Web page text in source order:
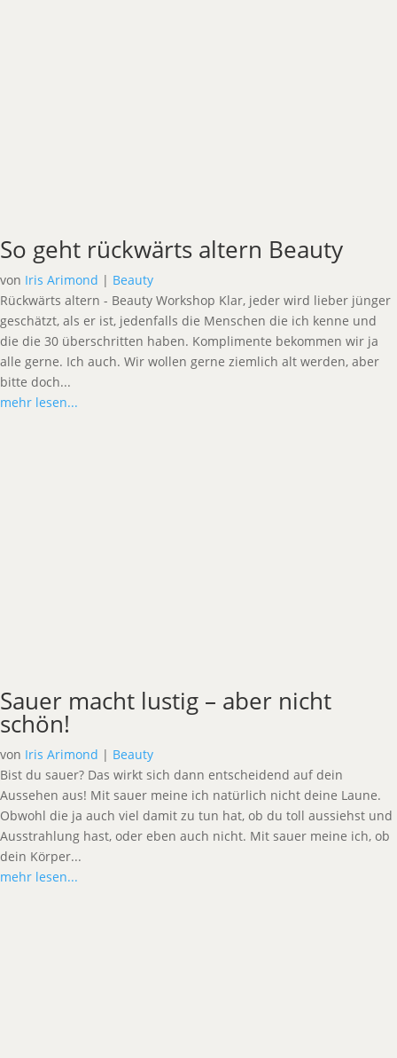
So geht rückwärts altern Beauty
von Iris Arimond | Beauty
Rückwärts altern - Beauty Workshop Klar, jeder wird lieber jünger
geschätzt, als er ist, jedenfalls die Menschen die ich kenne und
die die 30 überschritten haben. Komplimente bekommen wir ja
alle gerne. Ich auch. Wir wollen gerne ziemlich alt werden, aber
bitte doch...
mehr lesen...
Sauer macht lustig – aber nicht
schön!
von Iris Arimond | Beauty
Bist du sauer? Das wirkt sich dann entscheidend auf dein
Aussehen aus! Mit sauer meine ich natürlich nicht deine Laune.
Obwohl die ja auch viel damit zu tun hat, ob du toll aussiehst und
Ausstrahlung hast, oder eben auch nicht. Mit sauer meine ich, ob
dein Körper...
mehr lesen...